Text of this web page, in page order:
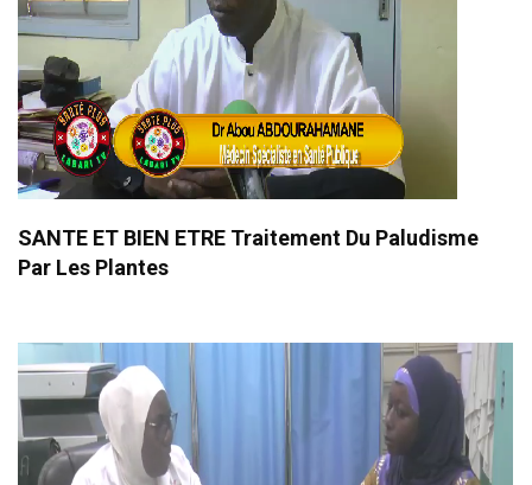
SANTE ET BIEN ETRE Traitement Du Paludisme
Par Les Plantes